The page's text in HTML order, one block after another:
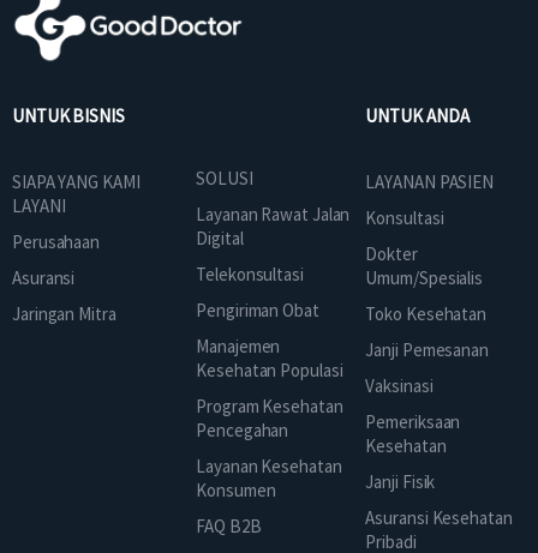
UNTUK BISNIS
SIAPA YANG KAMI
LAYANI
Perusahaan
Asuransi
Jaringan Mitra
SOLUSI
Layanan Rawat Jalan
Digital
Telekonsultasi
Pengiriman Obat
Manajemen
Kesehatan Populasi
Program Kesehatan
Pencegahan
Layanan Kesehatan
Konsumen
FAQ B2B
UNTUK ANDA
LAYANAN PASIEN
Konsultasi
Dokter
Umum/Spesialis
Toko Kesehatan
Janji Pemesanan
Vaksinasi
Pemeriksaan
Kesehatan
Janji Fisik
Asuransi Kesehatan
Pribadi